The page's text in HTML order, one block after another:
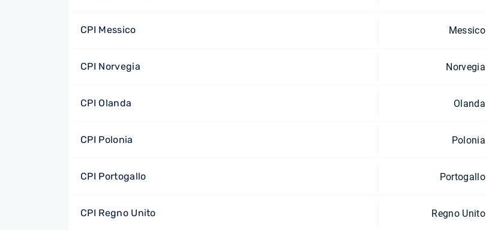
CPI Messico Messico
CPI Norvegia Norvegia
CPI Olanda Olanda
CPI Polonia Polonia
CPI Portogallo Portogallo
CPI Regno Unito Regno Unito